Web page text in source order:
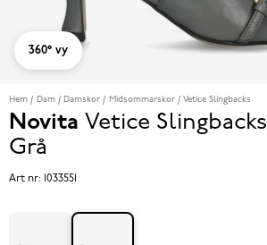
360° vy
Hem Dam Damskor Midsommarskor Vetice Slingbacks
Novita Vetice Slingbacks
Grå
Art nr: 1033551